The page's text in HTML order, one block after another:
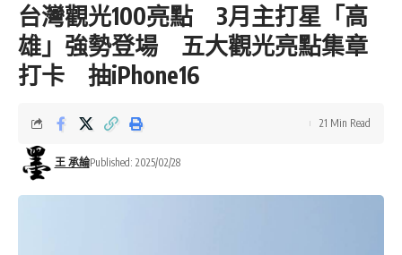
台灣觀光100亮點 3月主打星「高
雄」強勢登場 五大觀光亮點集章
打卡 抽iPhone16
王 承綸Published: 2025/02/28
21 Min Read